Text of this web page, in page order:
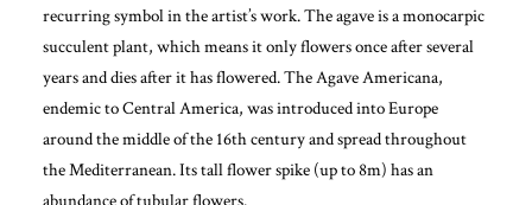
recurring symbol in the artist’s work. The agave is a monocarpic
succulent plant, which means it only flowers once after several
years and dies after it has flowered. The Agave Americana,
endemic to Central America, was introduced into Europe
around the middle of the 16th century and spread throughout
the Mediterranean. Its tall flower spike (up to 8m) has an